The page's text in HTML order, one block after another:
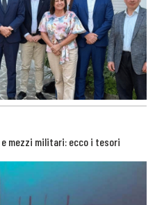
mezzi militari: ecco i tesori